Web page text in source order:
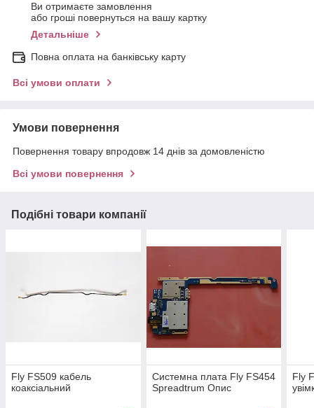
Ви отримаєте замовлення
або гроші повернуться на вашу картку
Детальніше
Повна оплата на банківську карту
Всі умови оплати
Умови повернення
Повернення товару впродовж 14 днів за домовленістю
Всі умови повернення
Подібні товари компанії
Fly FS509 кабель
коаксіальний
Системна плата Fly FS454
Spreadtrum Опис
Fly